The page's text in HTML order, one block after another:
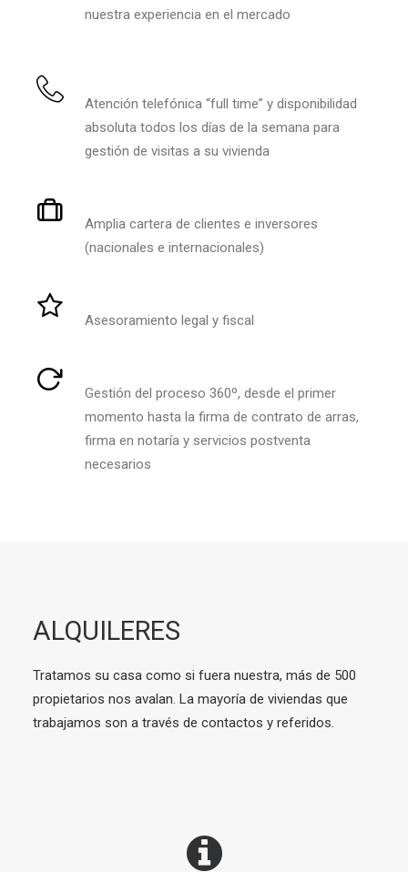
nuestra experiencia en el mercado
Atención telefónica “full time” y disponibilidad
absoluta todos los días de la semana para
gestión de visitas a su vivienda
Amplia cartera de clientes e inversores
(nacionales e internacionales)
Asesoramiento legal y fiscal
Gestión del proceso 360º, desde el primer
momento hasta la firma de contrato de arras,
firma en notaría y servicios postventa
necesarios
ALQUILERES
Tratamos su casa como si fuera nuestra, más de 500
propietarios nos avalan. La mayoría de viviendas que
trabajamos son a través de contactos y referidos.